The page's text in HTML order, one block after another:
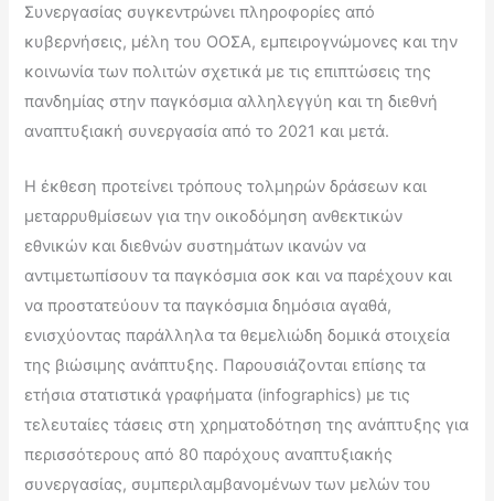
Συνεργασίας συγκεντρώνει πληροφορίες από
κυβερνήσεις, μέλη του ΟΟΣΑ, εμπειρογνώμονες και την
κοινωνία των πολιτών σχετικά με τις επιπτώσεις της
πανδημίας στην παγκόσμια αλληλεγγύη και τη διεθνή
αναπτυξιακή συνεργασία από το 2021 και μετά.
Η έκθεση προτείνει τρόπους τολμηρών δράσεων και
μεταρρυθμίσεων για την οικοδόμηση ανθεκτικών
εθνικών και διεθνών συστημάτων ικανών να
αντιμετωπίσουν τα παγκόσμια σοκ και να παρέχουν και
να προστατεύουν τα παγκόσμια δημόσια αγαθά,
ενισχύοντας παράλληλα τα θεμελιώδη δομικά στοιχεία
της βιώσιμης ανάπτυξης. Παρουσιάζονται επίσης τα
ετήσια στατιστικά γραφήματα (infographics) με τις
τελευταίες τάσεις στη χρηματοδότηση της ανάπτυξης για
περισσότερους από 80 παρόχους αναπτυξιακής
συνεργασίας, συμπεριλαμβανομένων των μελών του